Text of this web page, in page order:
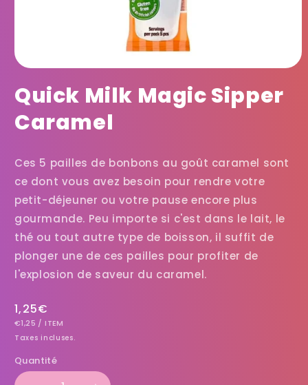
Quick Milk Magic Sipper
Caramel
Ces 5 pailles de bonbons au goût caramel sont
ce dont vous avez besoin pour rendre votre
petit-déjeuner ou votre pause encore plus
gourmande. Peu importe si c'est dans le lait, le
thé ou tout autre type de boisson, il suffit de
plonger une de ces pailles pour profiter de
l'explosion de saveur du caramel.
Prix
habituel
1,25€
PRIX
€1,25 / PAR
ITEM
Taxes incluses.
Quantité